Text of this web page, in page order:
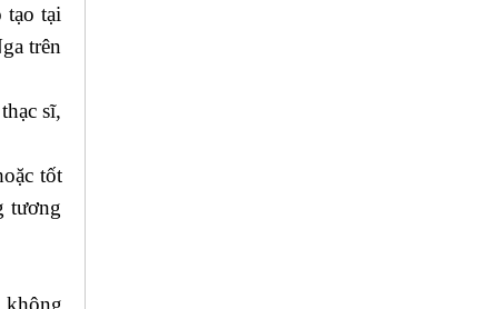
tại
trên
sĩ,
tốt
tương
không